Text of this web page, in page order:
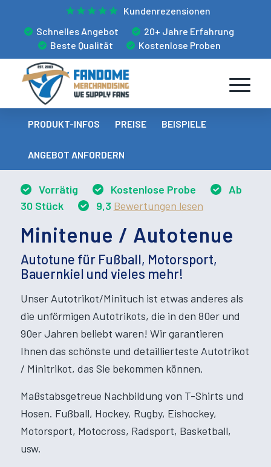
Kundenrezensionen
Schnelles Angebot
20+ Jahre Erfahrung
Beste Qualität
Kostenlose Proben
PRODUKT-INFOS PREISE BEISPIELE
ANGEBOT ANFORDERN
Vorrätig Kostenlose Probe
Ab
30 Stück
9,3 Bewertungen lesen
Minitenue / Autotenue
Autotune für Fußball, Motorsport,
Bauernkiel und vieles mehr!
Unser Autotrikot/Minituch ist etwas anderes als
die unförmigen Autotrikots, die in den 80er und
90er Jahren beliebt waren! Wir garantieren
Ihnen das schönste und detaillierteste Autotrikot
/ Minitrikot, das Sie bekommen können.
Maßstabsgetreue Nachbildung von T-Shirts und
Hosen. Fußball, Hockey, Rugby, Eishockey,
Motorsport, Motocross, Radsport, Basketball,
usw.